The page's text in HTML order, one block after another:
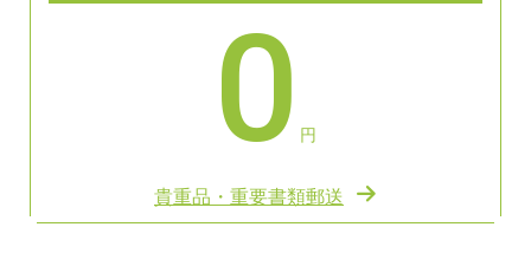
0 円
貴重品・重要書類郵送